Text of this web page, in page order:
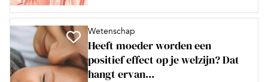
Wetenschap
Heeft moeder worden een
positief effect op je welzijn? Dat
hangt ervan...